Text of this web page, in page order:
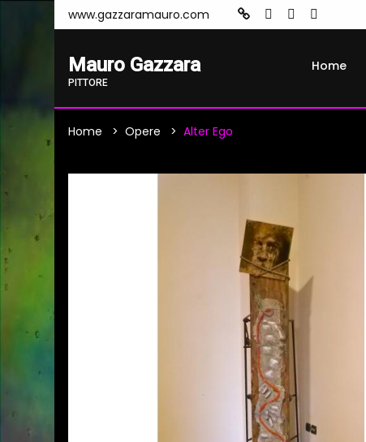
www.gazzaramauro.com
Mauro Gazzara
PITTORE
Home
Home Opere Alter Ego